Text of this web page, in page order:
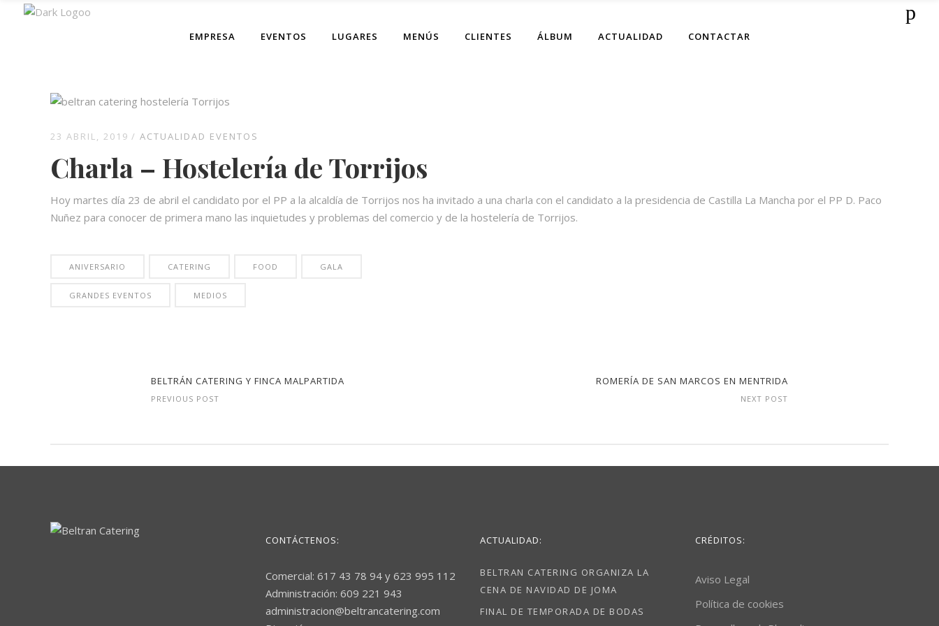
EMPRESA EVENTOS LUGARES MENÚS CLIENTES ÁLBUM ACTUALIDAD CONTACTAR
23 ABRIL, 2019 ACTUALIDAD EVENTOS
Charla – Hostelería de Torrijos
Hoy martes día 23 de abril el candidato por el PP a la alcaldía de Torrijos nos ha invitado a una charla con el candidato a la presidencia de Castilla La Mancha por el PP D. Paco
Nuñez para conocer de primera mano las inquietudes y problemas del comercio y de la hostelería de Torrijos.
ANIVERSARIO CATERING FOOD GALA
GRANDES EVENTOS MEDIOS
BELTRÁN CATERING Y FINCA MALPARTIDA
PREVIOUS POST
ROMERÍA DE SAN MARCOS EN MENTRIDA
NEXT POST
CONTÁCTENOS:
Comercial: 617 43 78 94 y 623 995 112
Administración: 609 221 943
administracion@beltrancatering.com
ACTUALIDAD:
BELTRAN CATERING ORGANIZA LA
CENA DE NAVIDAD DE JOMA
FINAL DE TEMPORADA DE BODAS
CRÉDITOS:
Aviso Legal
Política de cookies